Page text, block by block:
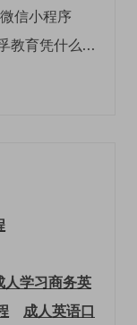
信小程序
探寻成人英语口语线上课程：EF 英孚教育凭什么领航
人学习商务英
成人英语口